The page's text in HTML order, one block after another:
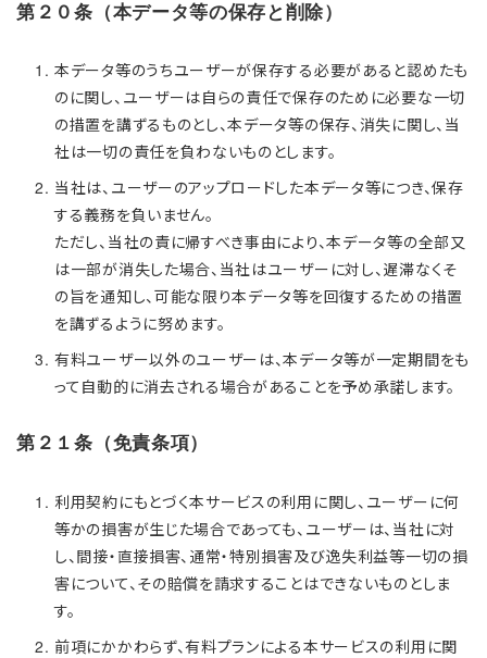
第２０条（本データ等の保存と削除）
本データ等のうちユーザーが保存する必要があると認めたも
のに関し、ユーザーは自らの責任で保存のために必要な一切
の措置を講ずるものとし、本データ等の保存、消失に関し、当
社は一切の責任を負わないものとします。
当社は、ユーザーのアップロードした本データ等につき、保存
する義務を負いません。
ただし、当社の責に帰すべき事由により、本データ等の全部又
は一部が消失した場合、当社はユーザーに対し、遅滞なくそ
の旨を通知し、可能な限り本データ等を回復するための措置
を講ずるように努めます。
有料ユーザー以外のユーザーは、本データ等が一定期間をも
って自動的に消去される場合があることを予め承諾します。
第２１条（免責条項）
利用契約にもとづく本サービスの利用に関し、ユーザーに何
等かの損害が生じた場合であっても、ユーザーは、当社に対
し、間接・直接損害、通常・特別損害及び逸失利益等一切の損
害について、その賠償を請求することはできないものとしま
す。
前項にかかわらず、有料プランによる本サービスの利用に関